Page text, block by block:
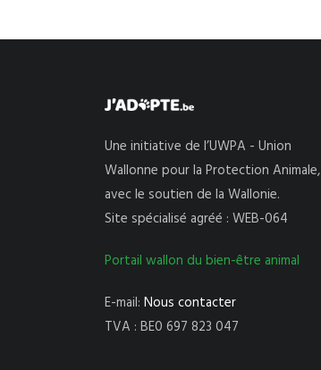
Une initiative de l’UWPA - Union
Wallonne pour la Protection Animale,
avec le soutien de la Wallonie.
Site spécialisé agréé : WEB-064
Portail wallon du bien-être animal
E-mail: Nous contacter
TVA : BE0 697 823 047